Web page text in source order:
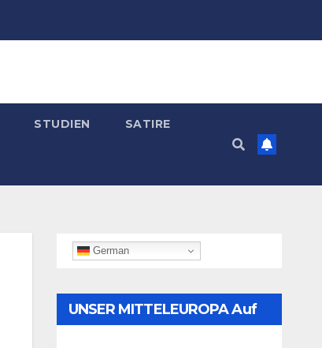
STUDIEN SATIRE
German
UNSER MITTELEUROPA Auf